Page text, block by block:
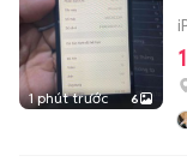
1 phút trước 6